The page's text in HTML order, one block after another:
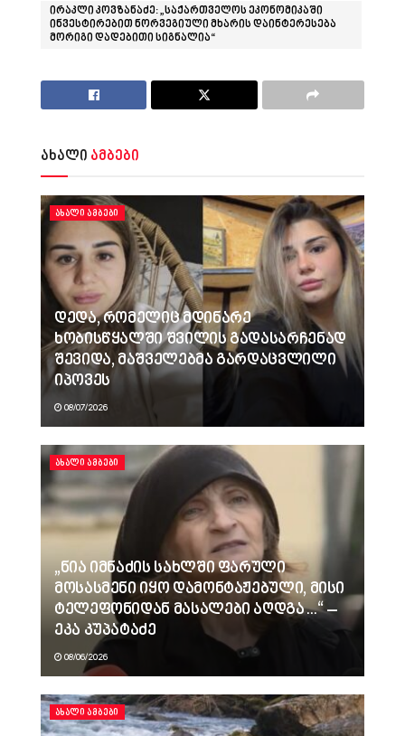
ირაკლი კოვზანაძე: „საქართველოს ეკონომიკაში
ინვესტირებით ნორვეგიული მხარის დაინტერესება
მორიგი დადებითი სიგნალია“
ახალი ამბები
ᲐᲮᲐᲚᲘ ᲐᲛᲑᲔᲑᲘ
დედა, რომელიც მდინარე
ხობისწყალში შვილის გადასარჩენად
შევიდა, მაშველებმა გარდაცვლილი
იპოვეს
08/07/2026
ᲐᲮᲐᲚᲘ ᲐᲛᲑᲔᲑᲘ
„ნია იმნაძის სახლში ფარული
მოსასმენი იყო დამონტაჟებული, მისი
ტელეფონიდან მასალები აღდგა…“ –
ეკა კუპატაძე
08/06/2026
ᲐᲮᲐᲚᲘ ᲐᲛᲑᲔᲑᲘ